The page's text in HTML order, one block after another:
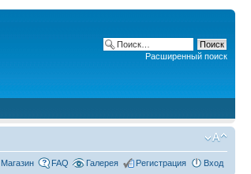
Расширенный поиск
Магазин FAQ Галерея Регистрация Вход